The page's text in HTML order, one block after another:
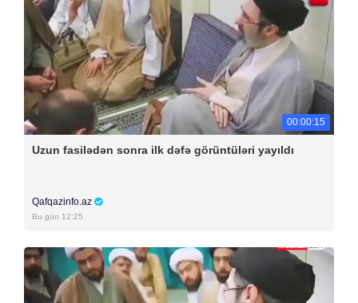
00:00:15
Uzun fasilədən sonra ilk dəfə görüntüləri yayıldı
Qafqazinfo.az
Bu gün 12:25